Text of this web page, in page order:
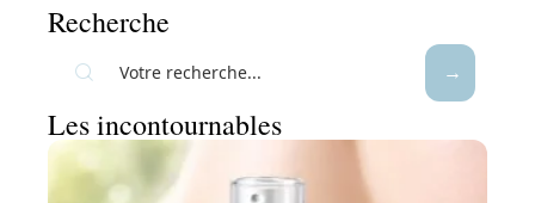
Recherche
Les incontournables